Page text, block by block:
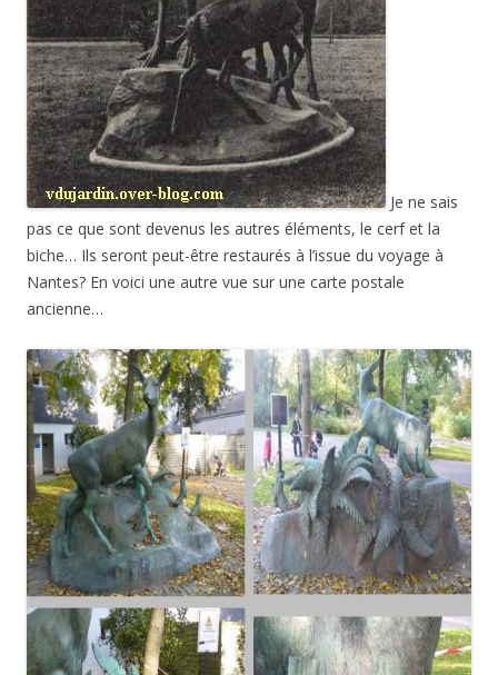
Je ne sais
pas ce que sont devenus les autres éléments, le cerf et la
biche… Ils seront peut-être restaurés à l’issue du voyage à
Nantes? En voici une autre vue sur une carte postale
ancienne…